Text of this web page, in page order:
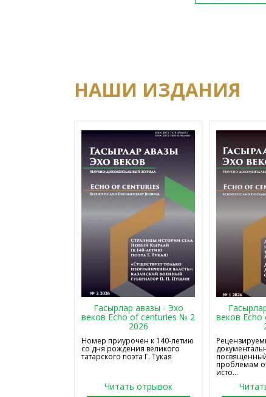
НАШИ ИЗДАНИЯ
Гасырлар авазы - Эхо
веков Echo of centuries № 2
2026
Номер приурочен к 140-летию
со дня рождения великого
татарского поэта Г. Тукая
Читать отрывок
веков
проблемам
исто...